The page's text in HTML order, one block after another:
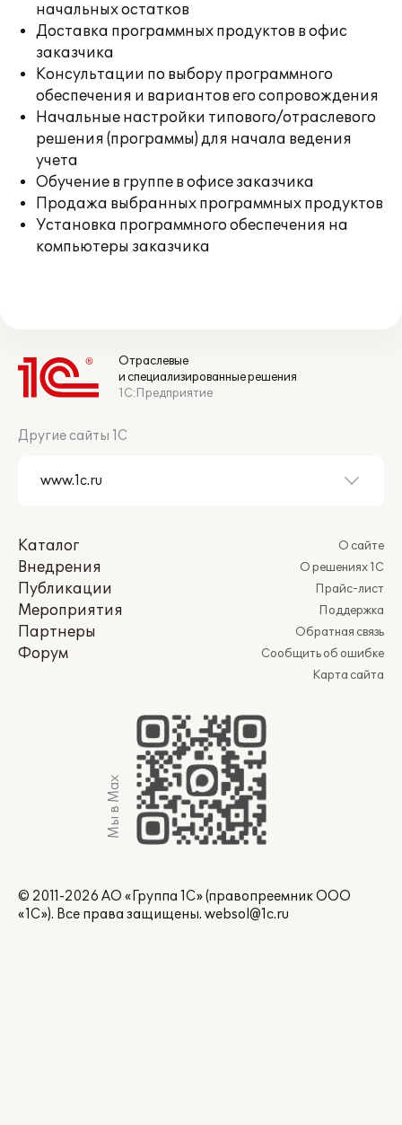
начальных остатков
Доставка программных продуктов в офис
заказчика
Консультации по выбору программного
обеспечения и вариантов его сопровождения
Начальные настройки типового/отраслевого
решения (программы) для начала ведения
учета
Обучение в группе в офисе заказчика
Продажа выбранных программных продуктов
Установка программного обеспечения на
компьютеры заказчика
Отраслевые
и специализированные решения
1С:Предприятие
Другие сайты 1С
Каталог
Внедрения
Публикации
Мероприятия
Партнеры
Форум
О сайте
О решениях 1С
Прайс-лист
Поддержка
Обратная связь
Сообщить об ошибке
Карта сайта
Мы в Max
© 2011-2026 АО «Группа 1С» (правопреемник ООО
«1С»). Все права защищены. websol@1c.ru